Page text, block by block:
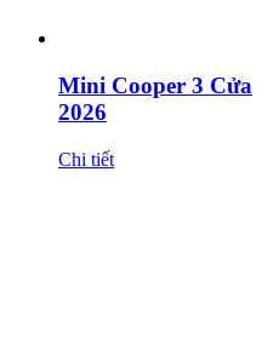
Mini Cooper 3 Cửa
2026
Chi tiết